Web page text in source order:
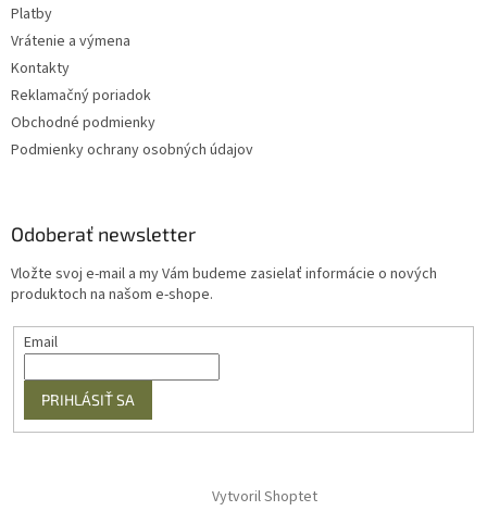
Platby
Vrátenie a výmena
Kontakty
Reklamačný poriadok
Obchodné podmienky
Podmienky ochrany osobných údajov
Odoberať newsletter
Vložte svoj e-mail a my Vám budeme zasielať informácie o nových
produktoch na našom e-shope.
Email
PRIHLÁSIŤ SA
Vytvoril Shoptet